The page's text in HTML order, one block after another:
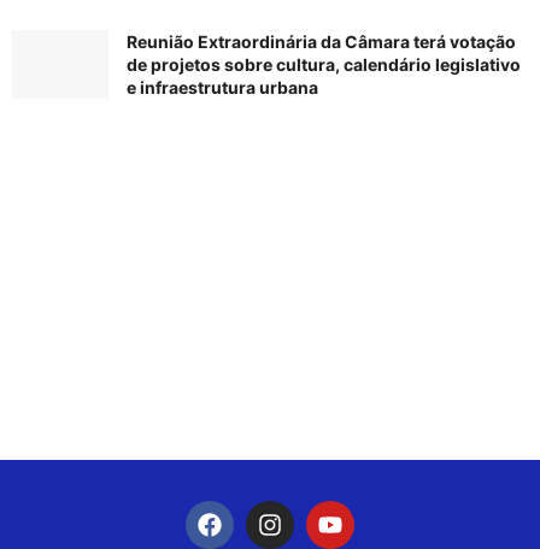
Reunião Extraordinária da Câmara terá votação
de projetos sobre cultura, calendário legislativo
e infraestrutura urbana